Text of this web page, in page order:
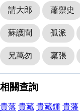
請大郎 蕭禦史
蘇護聞 孤派
兄萬勿 稟張
相關查詢
貴落 貴藏 貴藏鍾 貴藩